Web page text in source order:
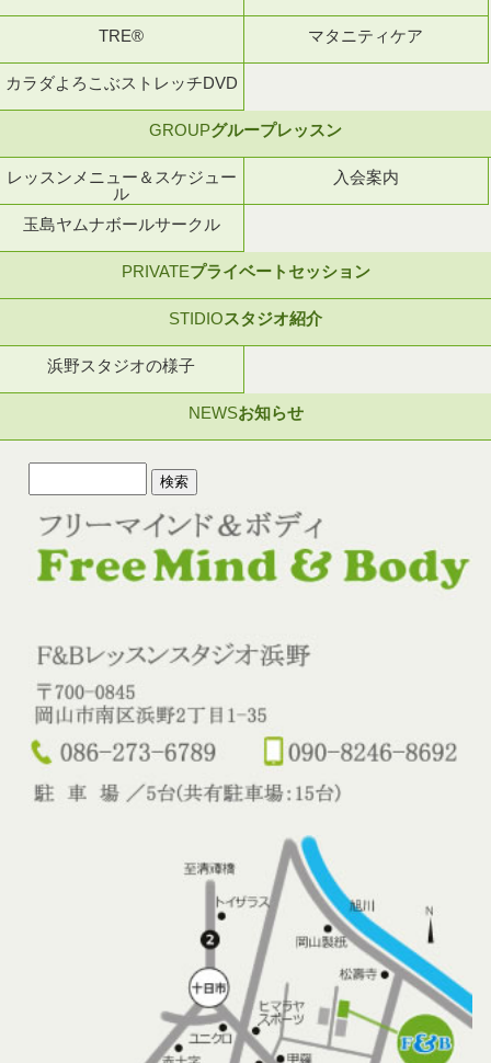
TRE® マタニティケア
カラダよろこぶストレッチDVD
GROUPグループレッスン
レッスンメニュー＆スケジュー
ル
入会案内
玉島ヤムナボールサークル
PRIVATEプライベートセッション
STIDIOスタジオ紹介
浜野スタジオの様子
NEWSお知らせ